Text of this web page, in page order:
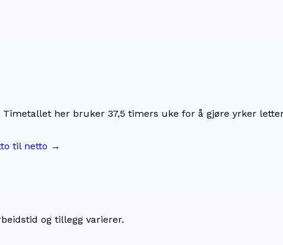
Timetallet her bruker 37,5 timers uke for å gjøre yrker
til netto →
og tillegg varierer.